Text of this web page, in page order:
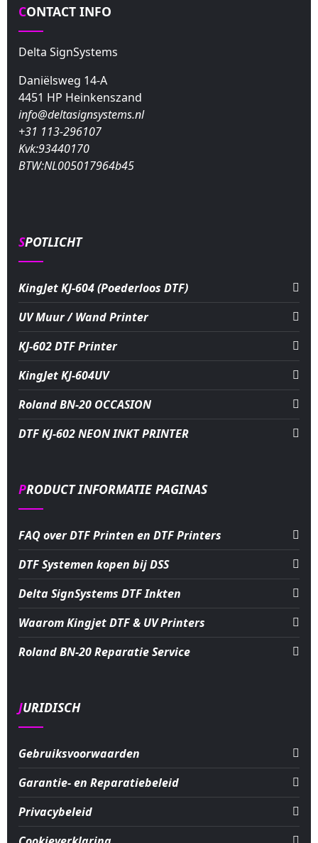
CONTACT INFO
Delta SignSystems
Daniëlsweg 14-A
4451 HP Heinkenszand
info@deltasignsystems.nl
+31 113-296107
Kvk:93440170
BTW:NL005017964b45
SPOTLICHT
KingJet KJ-604 (Poederloos DTF)
UV Muur / Wand Printer
KJ-602 DTF Printer
KingJet KJ-604UV
Roland BN-20 OCCASION
DTF KJ-602 NEON INKT PRINTER
PRODUCT INFORMATIE PAGINAS
FAQ over DTF Printen en DTF Printers
DTF Systemen kopen bij DSS
Delta SignSystems DTF Inkten
Waarom Kingjet DTF & UV Printers
Roland BN-20 Reparatie Service
JURIDISCH
Gebruiksvoorwaarden
Garantie- en Reparatiebeleid
Privacybeleid